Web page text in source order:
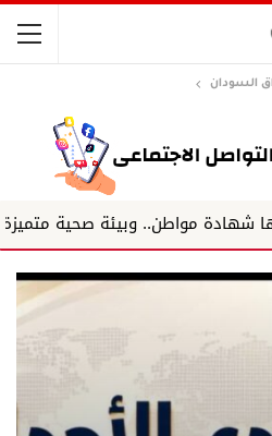
السودان
وبيئة صحية متميزة.. وفريق